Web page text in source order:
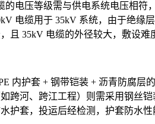
电压等级需与供电系统电压相符
电缆用于 35kV 系统，由于绝
35kV 电缆的外径较大，敷设难
内护套 + 钢带铠装 + 沥青防腐层
河、跨江工程）则需采用钢丝
套，投运后经检测，护套防水